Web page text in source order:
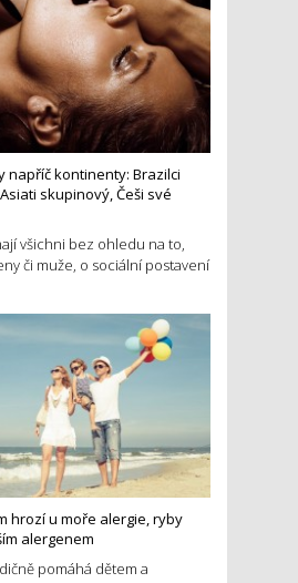
napříč kontinenty: Brazilci
skupinový, Češi své
všichni bez ohledu na to,
či muže, o sociální postavení
hrozí u moře alergie, ryby
alergenem
pomáhá dětem a